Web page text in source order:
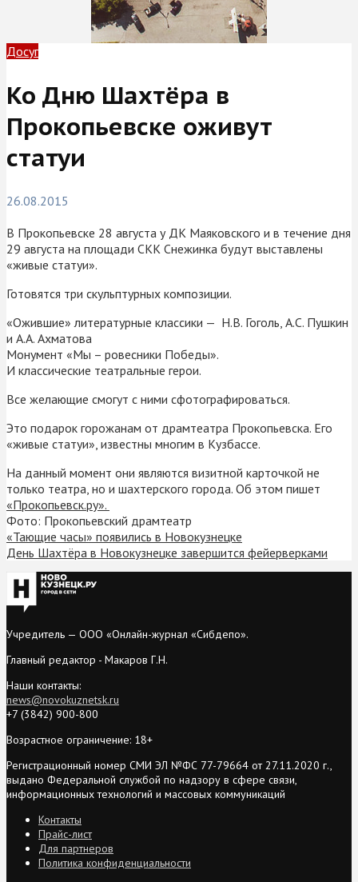
Досуг
Ко Дню Шахтёра в
Прокопьевске оживут
статуи
26.08.2015
В Прокопьевске 28 августа у ДК Маяковского и в течение дня
29 августа на площади СКК Снежинка будут выставлены
«живые статуи».
Готовятся три скульптурных композиции.
«Ожившие» литературные классики — Н.В. Гоголь, А.С. Пушкин
и А.А. Ахматова
Монумент «Мы – ровесники Победы».
И классические театральные герои.
Все желающие смогут с ними сфотографироваться.
Это подарок горожанам от драмтеатра Прокопьевска. Его
«живые статуи», известны многим в Кузбассе.
На данный момент они являются визитной карточкой не
только театра, но и шахтерского города. Об этом пишет
«Прокопьевск.ру».
Фото: Прокопьевский драмтеатр
«Тающие часы» появились в Новокузнецке
День Шахтёра в Новокузнецке завершится фейерверками
Учредитель — ООО «Онлайн-журнал «Сибдепо».
Главный редактор - Макаров Г.Н.
Наши контакты:
news@novokuznetsk.ru
+7 (3842) 900-800
Возрастное ограничение: 18+
Регистрационный номер СМИ ЭЛ №ФС 77-79664 от 27.11.2020 г.,
выдано Федеральной службой по надзору в сфере связи,
информационных технологий и массовых коммуникаций
Контакты
Прайс-лист
Для партнеров
Политика конфиденциальности